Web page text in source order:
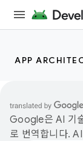
APP
Google은 AI 기
로 번역합니다.